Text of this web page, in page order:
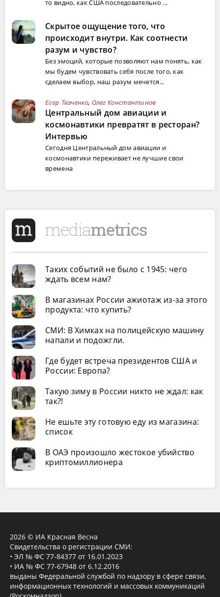
то видно, как США последовательно ...
Скрытое ощущение того, что
происходит внутри. Как соотнести
разум и чувство?
Без эмоций, которые позволяют нам понять, как
мы будем чувствовать себя после того, как
сделаем выбор, наш разум мечется...
Егор Ткаченко, Олег Константинов
Центральный дом авиации и
космонавтики превратят в ресторан?
Интервью
Сегодня Центральный дом авиации и
космонавтики переживает не лучшие свои
времена
Таких событий не было с 1945: чего
ждать всем нам?
В магазинах России ажиотаж из-за этого
продукта: что купить?
СМИ: В Химках на полицейскую машину
напали и подожгли.
Где будет встреча президентов США и
России: Европа?
Такую зиму в России никто не ждал: как
так?!
Не ешьте эту готовую еду из магазина:
список
В ОАЭ произошло жестокое убийство
криптомиллионера
2026 © ИА Красная Весна
Свидетельства о регистрации СМИ:
• ЭЛ № ФС 77-84377 от 16.01.2023
• ИА № ФС 77-67948 от 6.12.2016
выданы Федеральной службой по надзору в сфере связи,
информационных технологий и массовых коммуникаций